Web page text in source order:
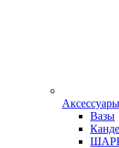
Вазы